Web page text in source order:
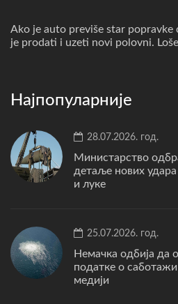
Ako je auto previše star popravke
je prodati i uzeti novi polovni.
Најпопуларније
28.07.2026. год.
Министарство
детаље нових
и луке
25.07.2026. год.
Немачка одбија да
податке о
медији